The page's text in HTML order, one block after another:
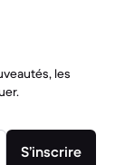
les
S’inscrire